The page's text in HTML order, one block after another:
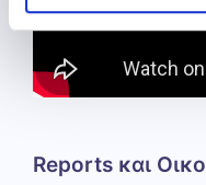
Reports και